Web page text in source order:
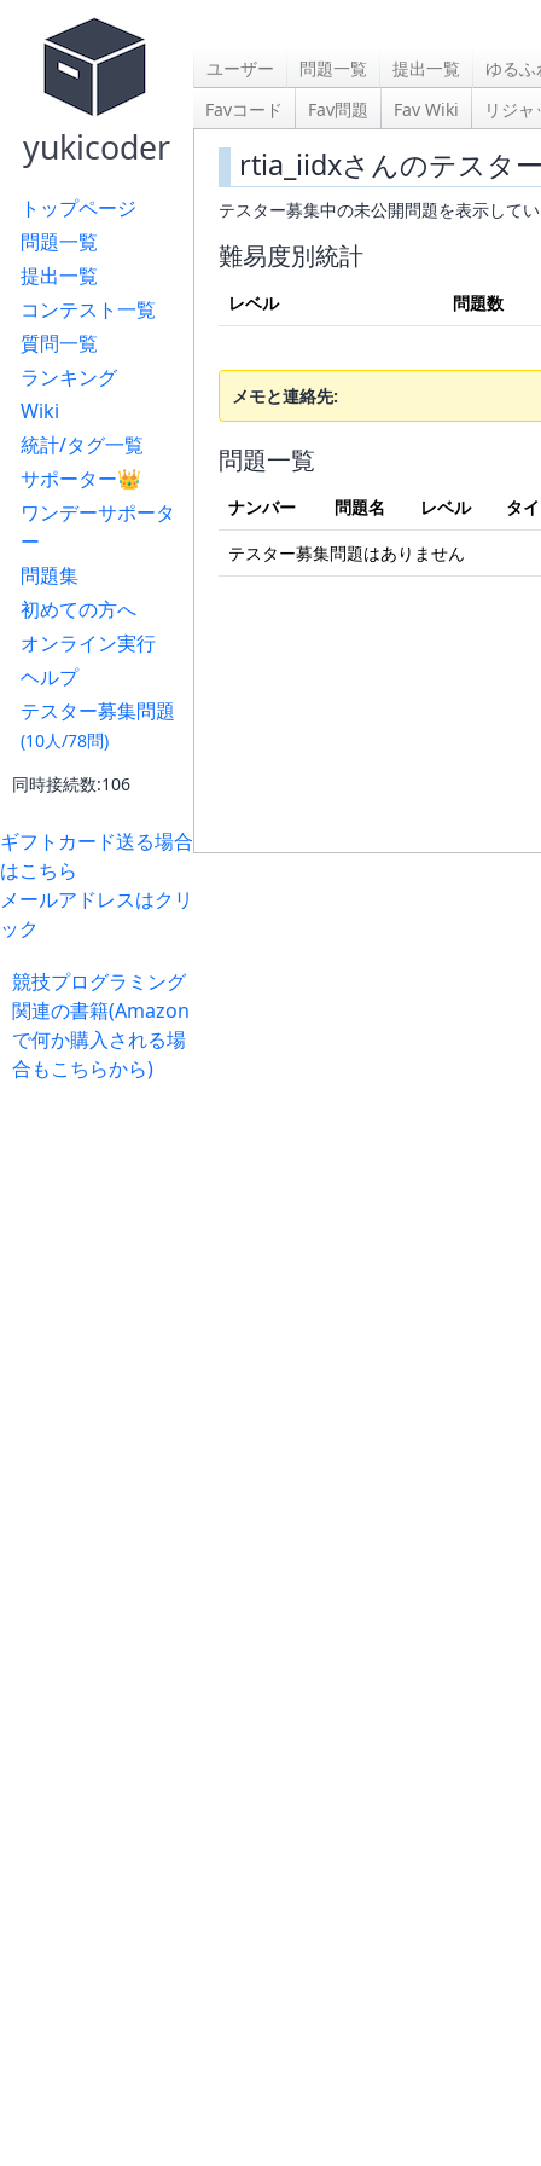
yukicoder
トップページ
問題一覧
提出一覧
コンテスト一覧
質問一覧
ランキング
Wiki
統計/タグ一覧
サポーター👑
ワンデーサポータ
ー
問題集
初めての方へ
オンライン実行
ヘルプ
テスター募集問題
(10人/78問)
同時接続数:106
ギフトカード送る場合
はこちら
メールアドレスはクリ
ック
競技プログラミング
関連の書籍(Amazon
で何か購入される場
合もこちらから)
ユーザー 問題一覧 提出一覧
ゆる
Favコード
Fav問題 Fav Wiki リジ
rtia_iidxさんのテスタ
テスター募集中の未公開問題を表示して
難易度別統計
レベル 問題数
メモと連絡先:
問題一覧
ナンバー 問題名 レベル
タ
テスター募集問題はありません